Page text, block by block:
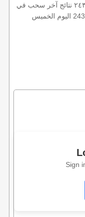
اللوتو اللبناني اليوم الخميس ، نتيجة اللوتو ٢٤٣٨ نتائج آخر سحب في
اللوتو اللبناني، أي نتائج اللوتو رقم السحب 2438 اليوم الخميس
Sign